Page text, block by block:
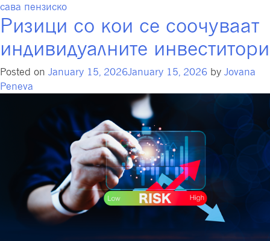
сава пензиско
Ризици со кои се соочуваат
индивидуалните инвеститори
Posted on January 15, 2026January 15, 2026 by Jovana
Peneva